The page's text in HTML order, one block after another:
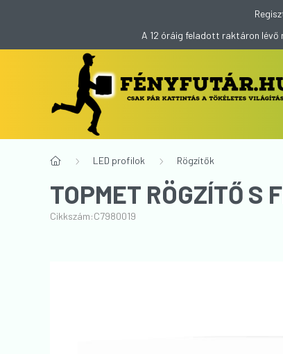
A 12 óráig feladott raktáron lévő
LED profilok Rögzítők
TOPMET RÖGZÍTŐ S
Cikkszám:C7980019